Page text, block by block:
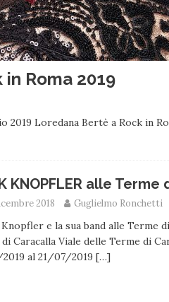
in Roma 2019
2019 Loredana Bertè a Rock in
KNOPFLER alle
2018 Guglielmo Ronchetti
e la sua band alle Terme
Caracalla Viale delle Terme di
al 21/07/2019 […]